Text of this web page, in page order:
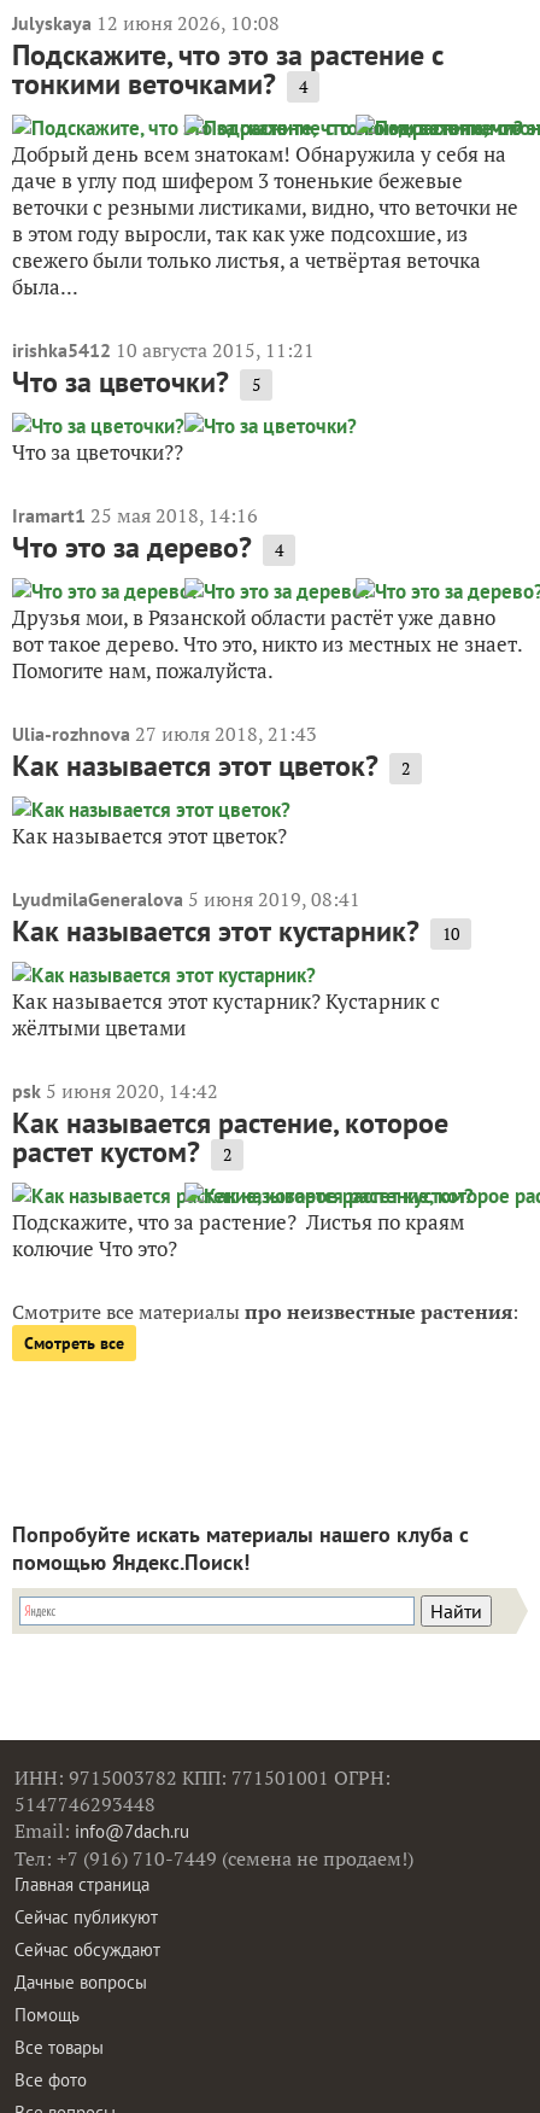
Julyskaya 12 июня 2026, 10:08
Подскажите, что это за растение с
тонкими веточками? 4
Добрый день всем знатокам! Обнаружила у себя на
даче в углу под шифером 3 тоненькие бежевые
веточки с резными листиками, видно, что веточки не
в этом году выросли, так как уже подсохшие, из
свежего были только листья, а четвёртая веточка
была...
irishka5412 10 августа 2015, 11:21
Что за цветочки? 5
Что за цветочки??
Iramart1 25 мая 2018, 14:16
Что это за дерево? 4
Друзья мои, в Рязанской области растёт уже давно
вот такое дерево. Что это, никто из местных не знает.
Помогите нам, пожалуйста.
Ulia-rozhnova 27 июля 2018, 21:43
Как называется этот цветок? 2
Как называется этот цветок?
LyudmilaGeneralova 5 июня 2019, 08:41
Как называется этот кустарник? 10
Как называется этот кустарник? Кустарник с
жёлтыми цветами
psk 5 июня 2020, 14:42
Как называется растение, которое
растет кустом? 2
Подскажите, что за растение? Листья по краям
колючие Что это?
Смотрите все материалыпро неизвестные растения:
Смотреть все
Попробуйте искать материалы нашего клуба с
помощью Яндекс.Поиск!
ИНН: 9715003782 КПП: 771501001 ОГРН:
5147746293448
Email: info@7dach.ru
Тел: +7 (916) 710-7449 (семена не продаем!)
Главная страница
Сейчас публикуют
Сейчас обсуждают
Дачные вопросы
Помощь
Все товары
Все фото